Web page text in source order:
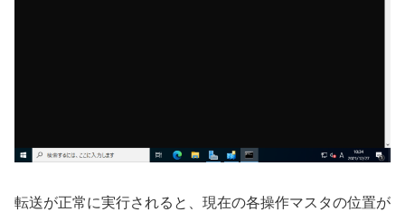
転送が正常に実行されると、現在の各操作マスタの位置が